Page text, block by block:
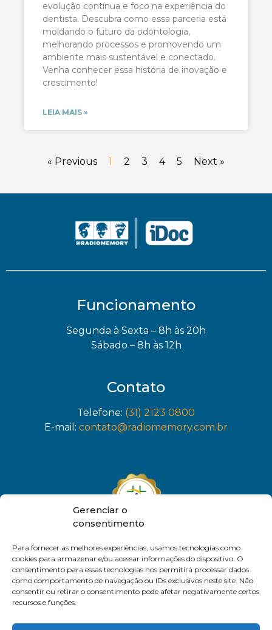
Gerenciar o
consentimento
Para fornecer as melhores experiências, usamos tecnologias como
cookies para armazenar e/ou acessar informações do dispositivo. O
consentimento para essas tecnologias nos permitirá processar dados
como comportamento de navegação ou IDs exclusivos neste site. Não
consentir ou retirar o consentimento pode afetar negativamente certos
recursos e funções.
evolução contínua e foco na experiência do
dentista. Descubra como essa parceria está
moldando o futuro da odontologia,
melhorando processos e promovendo um
ambiente mais sustentável e conectado.
Venha conhecer essa história de inovação e
crescimento!
LEIA MAIS »
« Previous 1 2 3 4 5 Next »
Funcionamento
Segunda à Sexta – 8h às 20h
Sábado – 8h às 12h
Contato
Telefone: (31) 2123 0800
E-mail: contato@radiomemory.com.br